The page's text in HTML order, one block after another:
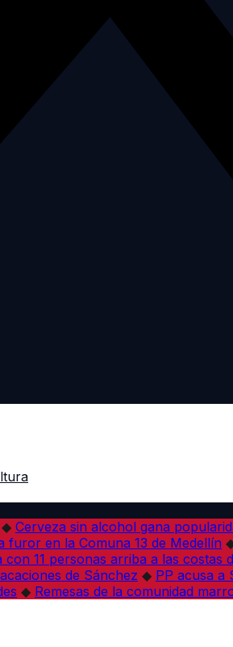
◆ Cerveza sin alcohol gana
furor en la Comuna 13 de Medellín
con 11 personas arriba a las costas
de Sánchez ◆ PP acusa a
◆ Remesas de la comunidad